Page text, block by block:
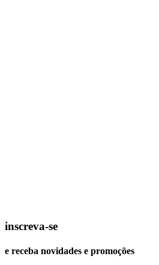
inscreva-se
e receba novidades e promoções